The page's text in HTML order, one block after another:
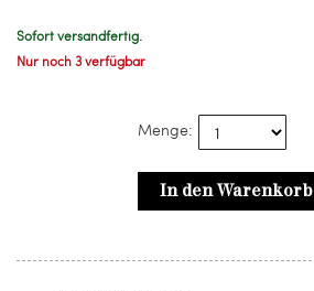
Sofort versandfertig.
Nur noch 3 verfügbar
Menge:
In den Warenkorb